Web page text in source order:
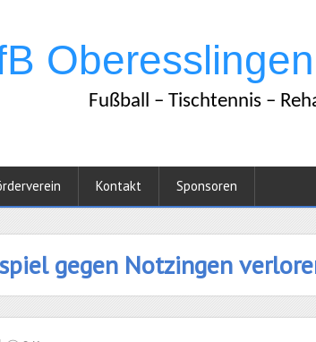
Kontakt Sponsoren
gegen Notzingen